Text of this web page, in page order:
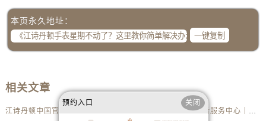
山西省吕梁市离石区永宁中路与建设街交叉口江诗丹顿售后服务中心（需提前预约）
山西省运城市盐湖区河东街江诗丹顿售后服务中心（需提前预约）
本页永久地址：
一键复制
相关文章
江诗丹顿中国官方售后服务中心｜完整地址与联系电话权威信息公示（2026年6月最新）
预约入口 关闭